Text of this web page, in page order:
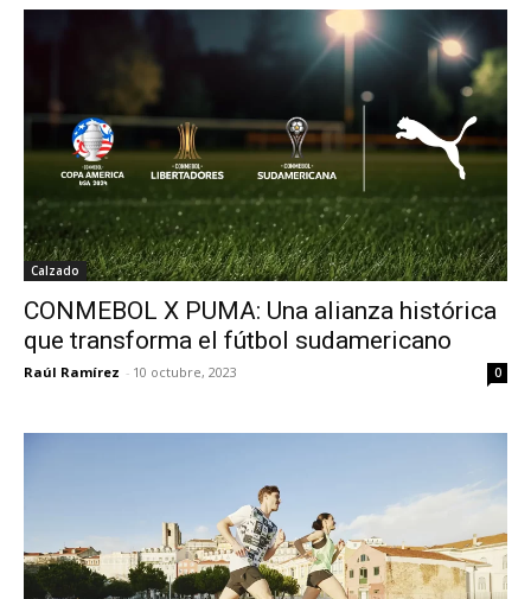
Calzado
CONMEBOL X PUMA: Una alianza histórica
que transforma el fútbol sudamericano
Raúl Ramírez - 10 octubre, 2023 0